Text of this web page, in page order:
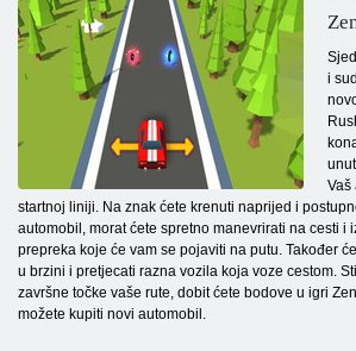
i
Vaš
startnoj liniji. Na znak ćete krenuti naprijed i
automobil, morat ćete spretno manevrirati na cesti i
prepreka koje će vam se pojaviti na putu. Također
u brzini i pretjecati razna vozila koja voze cestom.
završne točke vaše rute, dobit ćete bodove u igri
možete kupiti novi automobil.